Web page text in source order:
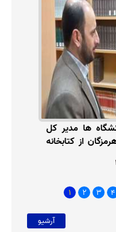
ها مدیر کل
از کتابخانه
کردند.
آرشیو